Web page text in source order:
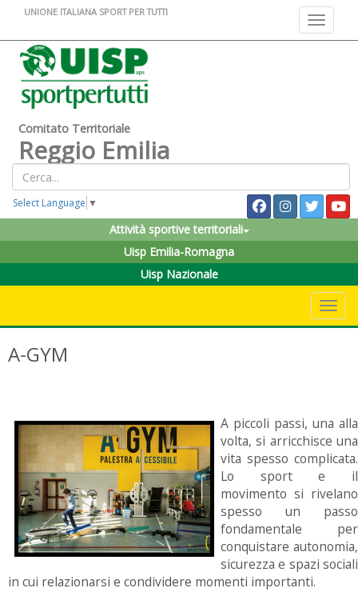
Toggle
UNIONE ITALIANA SPORT PER TUTTI
Comitato Territoriale
Reggio Emilia
Select Language ▼
Attività sportive territoriali
Uisp Emilia-Romagna
Uisp Nazionale
A-GYM
A piccoli passi, una alla
volta, si arricchisce una
vita spesso complicata.
Lo sport e il
movimento si rivelano
spesso un passo
fondamentale per
conquistare autonomia,
sicurezza e spazi sociali
in cui relazionarsi e condividere momenti importanti.